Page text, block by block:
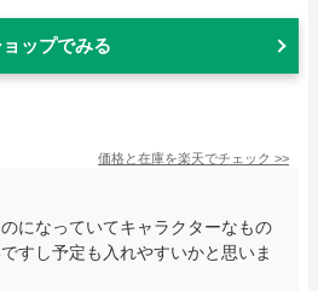
ップでみる
価格と在庫を楽天でチェック >>
になっていてキャラクターなもの
すし予定も入れやすいかと思いま